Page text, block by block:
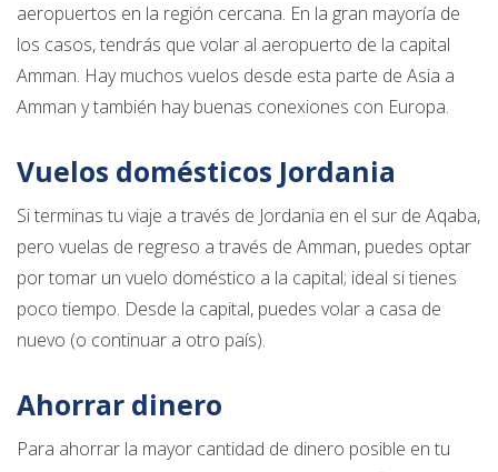
aeropuertos en la región cercana. En la gran mayoría de
los casos, tendrás que volar al aeropuerto de la capital
Amman. Hay muchos vuelos desde esta parte de Asia a
Amman y también hay buenas conexiones con Europa.
Vuelos domésticos Jordania
Si terminas tu viaje a través de Jordania en el sur de Aqaba,
pero vuelas de regreso a través de Amman, puedes optar
por tomar un vuelo doméstico a la capital; ideal si tienes
poco tiempo. Desde la capital, puedes volar a casa de
nuevo (o continuar a otro país).
Ahorrar dinero
Para ahorrar la mayor cantidad de dinero posible en tu